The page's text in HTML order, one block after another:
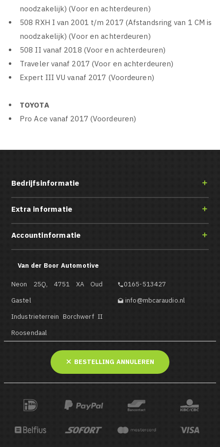
noodzakelijk) (Voor en achterdeuren)
508 RXH I van 2001 t/m 2017 (Afstandsring van 1 CM is
noodzakelijk) (Voor en achterdeuren)
508 II vanaf 2018 (Voor en achterdeuren)
Traveler vanaf 2017 (Voor en achterdeuren)
Expert III VU vanaf 2017 (Voordeuren)
TOYOTA
Pro Ace vanaf 2017 (Voordeuren)
Bedrijfsinformatie 
Extra informatie 
Accountinformatie 
Van der Boor Automotive
Neon 25Q, 4751 XA Oud
Gastel
Industrieterrein Borchwerf II
Roosendaal
0165-513427
 info@mbcaraudio.nl
BESTELLING ANNULEREN